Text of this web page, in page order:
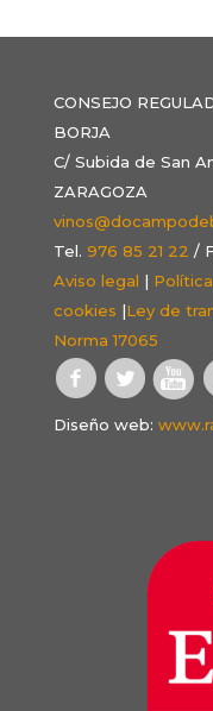
CONSEJO
BORJA
C/ Subida de San
ZARAGOZA
Tel. 976 85 21 22 /
Aviso legal |
cookies |Ley de
Norma 17065
Diseño web: